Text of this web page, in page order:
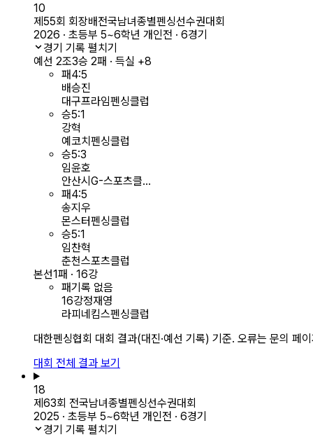
10
제55회 회장배전국남녀종별펜싱선수권대회
2026 · 초등부 5~6학년 개인전 · 6경기
경기 기록 펼치기
예선 2조3승 2패 · 득실 +8
패4:5
배승진
대구프라임펜싱클럽
승5:1
강혁
예코치펜싱클럽
승5:3
임윤호
안산시G-스포츠클...
패4:5
송지우
몬스터펜싱클럽
승5:1
임찬혁
춘천스포츠클럽
본선1패 · 16강
패기록 없음
16강정재영
라피네킴스펜싱클럽
대한펜싱협회 대회 결과(대진·예선 기록) 기준. 오류는 문의 페
대회 전체 결과 보기
18
제63회 전국남녀종별펜싱선수권대회
2025 · 초등부 5~6학년 개인전 · 6경기
경기 기록 펼치기